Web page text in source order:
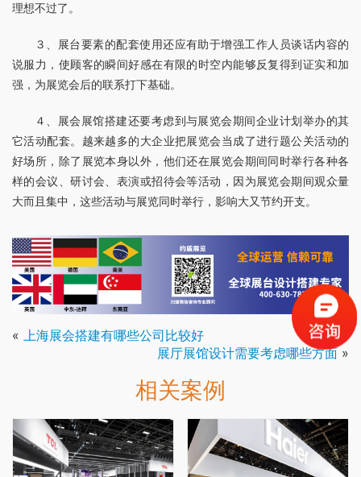
理想不过了。
３、展台要素的配套使用还应有助于增强工作人员谈话内容的
说服力，使顾客的瞬间好感在有限的时空内能够反复得到证实和加
强，为展览会后的联系打下基础。
４、展会展馆搭建还要考虑到与展览会期间企业计划举办的其
它活动配套。越来越多的大企业把展览会当成了进行题公关活动的
好场所，除了展览本身以外，他们还在展览会期间同时举行各种各
样的会议、研讨会、表演或招待会等活动，因为展览会期间观众量
大而且集中，这些活动与展览同时举行，影响大又节约开支。
« 上海展会搭建有哪些公司比较好
展厅展馆设计需要考虑哪些方面 »
相关案例